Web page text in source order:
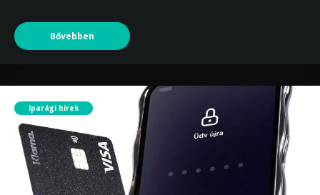
Bővebben
Iparági hírek